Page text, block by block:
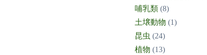
哺乳類(8)
土壌動物 (1)
昆虫 (24)
植物 (13)